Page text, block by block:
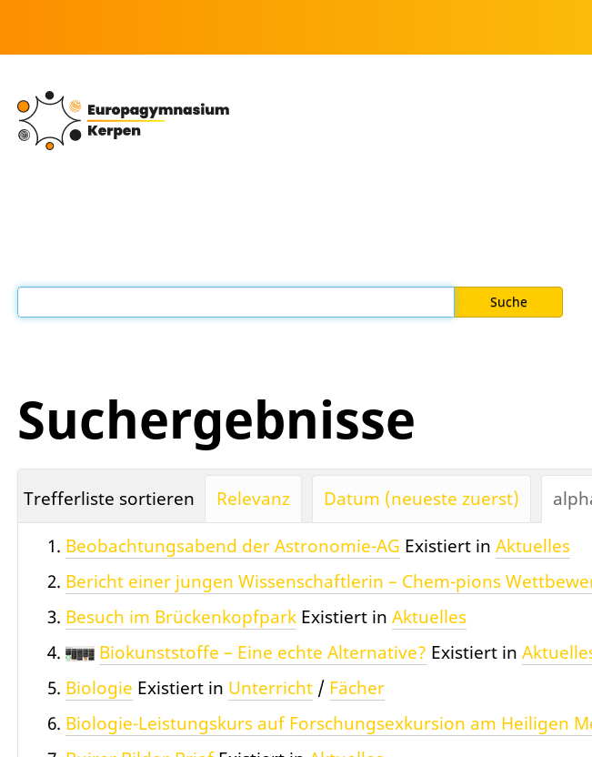
Suchergebnisse
Trefferliste sortieren Relevanz Datum (neueste zuerst)
Beobachtungsabend der Astronomie-AG Existiert in Aktuelles
Bericht einer jungen Wissenschaftlerin – Chem-pions
Besuch im Brückenkopfpark Existiert in Aktuelles
Biokunststoffe – Eine echte Alternative? Existiert in
Biologie Existiert in Unterricht / Fächer
Biologie-Leistungskurs auf Forschungsexkursion am Heiligen